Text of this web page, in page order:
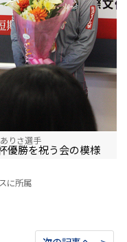
りさ選手
優勝を祝う会の模様
に所属